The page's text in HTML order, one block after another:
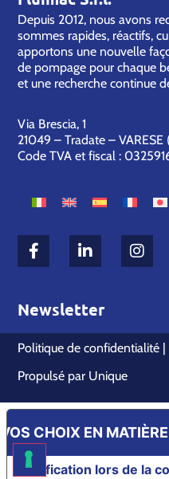
Depuis 2012, nous avons
sommes rapides, réactifs,
apportons une nouvelle
de pompage pour chaque
et une recherche continue
Via Brescia, 1
21049 – Tradate – VARESE
Code TVA et fiscal :
Newsletter
Politique de confidentialité
Propulsé par Unique
Notification lors de la
VOS CHOIX EN